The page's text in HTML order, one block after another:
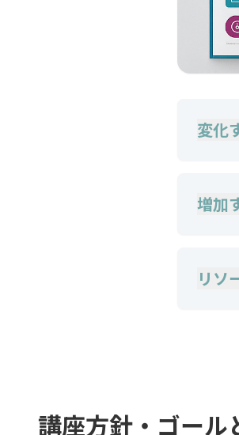
変化
増加
リソ
講座方針・ゴール